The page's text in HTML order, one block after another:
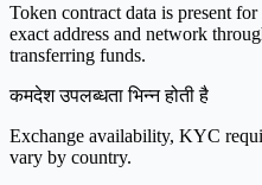
Token contract data is present
exact address and network
transferring funds.
कमदेश उपलब्धता भिन्न होती है
Exchange availability, KYC
vary by country.